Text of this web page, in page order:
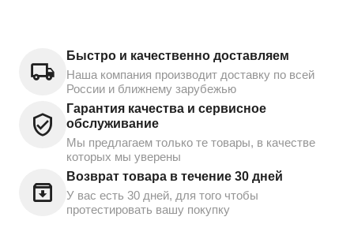
Быстро и качественно доставляем
Наша компания производит доставку по всей
России и ближнему зарубежью
Гарантия качества и сервисное
обслуживание
Мы предлагаем только те товары, в качестве
которых мы уверены
Возврат товара в течение 30 дней
У вас есть 30 дней, для того чтобы
протестировать вашу покупку